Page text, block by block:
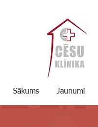
Sākums Jaunumi